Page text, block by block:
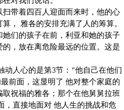
带着四百人迎面而来时，他的心
， 雅各的安排充满了人的筹算。
们的孩子在前，利亚和她的孩子
，放在离危险最远的位置。这是
人心的是第3节：“他自己在他们
前面，这显明了 他对整个家庭的
祝福的雅各；那个在他舅舅拉班
，直接地面对 他人生的挑战和危